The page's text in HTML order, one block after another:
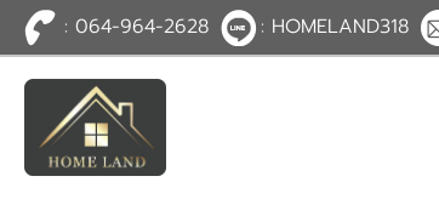
TH | EN
ระบบ
หรือ
สมัคร
: 064-964-2628 : HOMELAND318